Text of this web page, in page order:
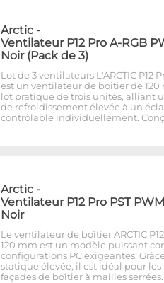
Arctic -
Ventilateur P12 Pro A-RGB
Noir (Pack de 3)
Lot de 3 ventilateurs L'ARCTIC P12
est un ventilateur de boîtier de
lot pratique de trois unités, alliant
de refroidissement élevée à un
contrôlable individuellement.
Arctic -
Ventilateur P12 Pro PST
Noir
Le ventilateur de boîtier ARCTIC
120 mm est un modèle puissant
configurations PC exigeantes.
statique élevée, il est idéal pour les
façades de boîtier à mailles serrées.